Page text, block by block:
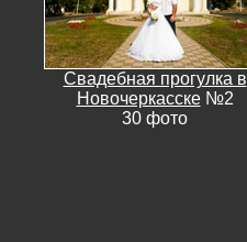
Свадебная прогулка в
Новочеркасске№2
30 фото